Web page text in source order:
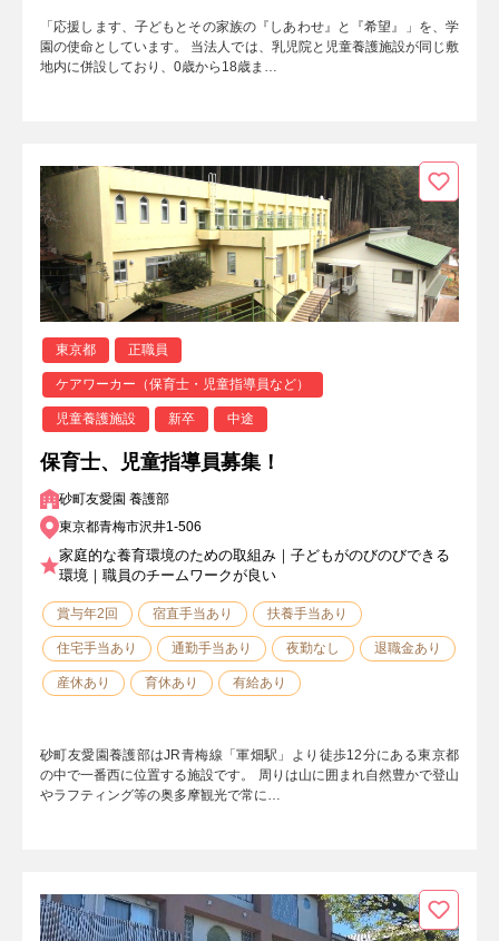
「応援します、子どもとその家族の『しあわせ』と『希望』」を、学
園の使命としています。 当法人では、乳児院と児童養護施設が同じ敷
地内に併設しており、0歳から18歳ま…
東京都 正職員
ケアワーカー（保育士・児童指導員など）
児童養護施設 新卒 中途
保育士、児童指導員募集！
砂町友愛園 養護部
東京都青梅市沢井1-506
家庭的な養育環境のための取組み｜子どもがのびのびできる
環境｜職員のチームワークが良い
賞与年2回 宿直手当あり 扶養手当あり
住宅手当あり 通勤手当あり 夜勤なし 退職金あり
産休あり 育休あり 有給あり
砂町友愛園養護部はJR青梅線「軍畑駅」より徒歩12分にある東京都
の中で一番西に位置する施設です。 周りは山に囲まれ自然豊かで登山
やラフティング等の奥多摩観光で常に…